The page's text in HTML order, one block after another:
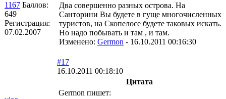
1167 Баллов:
649
Регистрация:
07.02.2007
Два совершенно разных острова. На
Санторини Вы будете в гуще многочисленных
туристов, на Скопелосе будете таковых искать.
Но надо побывать и там , и там.
Изменено: Germon - 16.10.2011 00:16:30
#17
16.10.2011 00:18:10
Цитата
Germon пишет: